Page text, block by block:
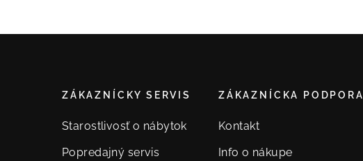
ZÁKAZNÍCKY SERVIS
Starostlivosť o nábytok
Popredajný servis
ZÁKAZNÍCKA PODPORA
Kontakt
Info o nákupe